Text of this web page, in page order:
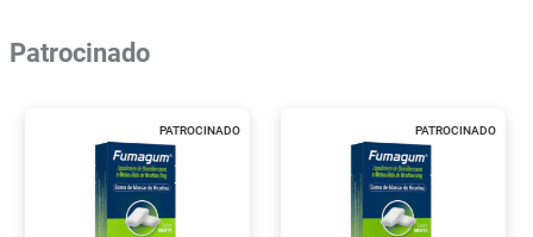
Patrocinado
PATROCINADO PATROCINADO